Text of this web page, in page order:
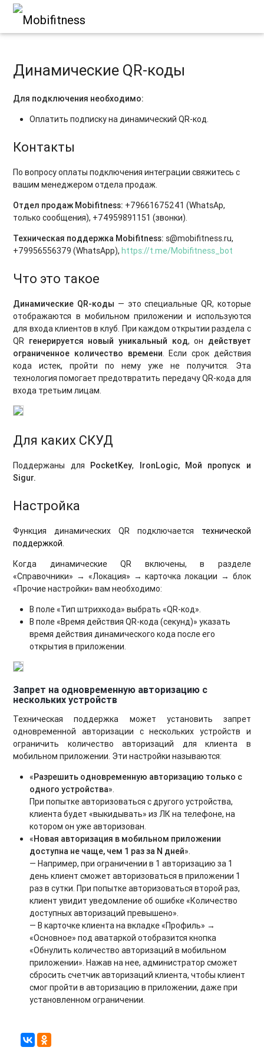
Динамические QR-коды
Для подключения необходимо:
Оплатить подписку на динамический QR-код.
Контакты
По вопросу оплаты подключения интеграции свяжитесь с
вашим менеджером отдела продаж.
Отдел продаж Mobifitness: +79661675241 (WhatsAp,
только сообщения), +74959891151 (звонки).
Техническая поддержка Mobifitness: s@mobifitness.ru,
+79956556379 (WhatsApp),https://t.me/Mobifitness_bot
Что это такое
Динамические QR-коды — это специальные QR, которые
отображаются в мобильном приложении и используются
для входа клиентов в клуб. При каждом открытии раздела с
QR генерируется новый уникальный код, он действует
ограниченное количество времени . Если срок действия
кода истек, пройти по нему уже не получится. Эта
технология помогает предотвратить передачу QR-кода для
входа третьим лицам.
Для каких СКУД
Поддержаны для PocketKey, IronLogic,
Мой пропуск и
Sigur.
Настройка
Функция динамических QR подключается технической
поддержкой.
Когда динамические QR включены, в разделе
«Справочники» → «Локация» → карточка локации → блок
«Прочие настройки» вам необходимо:
В поле «Тип штрихкода» выбрать «QR-код».
В поле «Время действия QR-кода (секунд)» указать
время действия динамического кода после его
открытия в приложении.
Запрет на одновременную авторизацию с
нескольких устройств
Техническая поддержка может установить запрет
одновременной авторизации с нескольких устройств и
ограничить количество авторизаций для клиента в
мобильном приложении. Эти настройки называются:
«Разрешить одновременную авторизацию только с
одного устройства».
При попытке авторизоваться с другого устройства,
клиента будет «выкидывать» из ЛК на телефоне, на
котором он уже авторизован.
«Новая авторизация в мобильном приложении
доступна не чаще, чем 1 раз за N дней».
— Например, при ограничении в 1 авторизацию за 1
день клиент сможет авторизоваться в приложении 1
раз в сутки. При попытке авторизоваться второй раз,
клиент увидит уведомление об ошибке «Количество
доступных авторизаций превышено».
— В карточке клиента на вкладке «Профиль» →
«Основное» под аватаркой отобразится кнопка
«Обнулить количество авторизаций в мобильном
приложении». Нажав на нее, администратор сможет
сбросить счетчик авторизаций клиента, чтобы клиент
смог пройти в авторизацию в приложении, даже при
установленном ограничении.